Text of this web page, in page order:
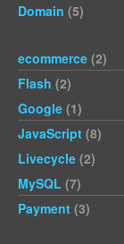
Domain (5)
ecommerce (2)
Flash (2)
Google (1)
JavaScript (8)
Livecycle (2)
MySQL (7)
Payment (3)